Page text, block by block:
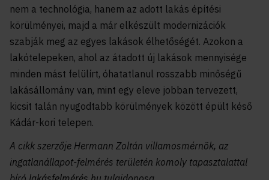
nem a technológia, hanem az adott lakás építési
körülményei, majd a már elkészült modernizációk
szabják meg az egyes lakások élhetőségét. Azokon a
lakótelepeken, ahol az átadott új lakások mennyisége
minden mást felülírt, óhatatlanul rosszabb minőségű
lakásállomány van, mint egy eleve jobban tervezett,
kicsit talán nyugodtabb körülmények között épült késő
Kádár-kori telepen.
A cikk szerzője Hermann Zoltán villamosmérnök, az
ingatlanállapot-felmérés területén komoly tapasztalattal